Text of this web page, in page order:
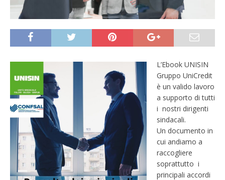
L’Ebook UNISIN
Gruppo UniCredit
è un valido lavoro
a supporto di tutti
i nostri dirigenti
sindacali.
Un documento in
cui andiamo a
raccogliere
soprattutto i
principali accordi